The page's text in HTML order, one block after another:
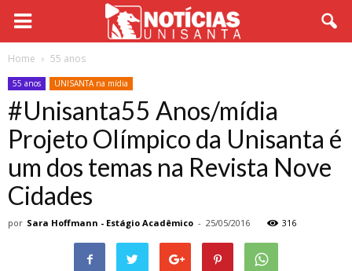
Home 55 anos
55 anos UNISANTA na mídia
#Unisanta55 Anos/mídia
Projeto Olímpico da Unisanta é
um dos temas na Revista Nove
Cidades
por Sara Hoffmann - Estágio Acadêmico - 25/05/2016 316